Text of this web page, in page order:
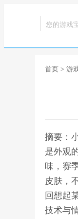
您的游戏
首页 > 游
摘要：
是外观
味，赛
皮肤，
回想起
技术与